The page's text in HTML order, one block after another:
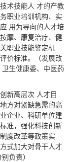
术技能人 才的产教
职业培训机构、实
用为导向的人才培
摩、康复治疗、健
职业技能鉴定机
价标准。（发展改
生健康委、中医药
新高层次 人才目
方对紧缺急需的高
企业、科研单位建
准，强化科技创新
度改革等政策实
式加大对骨干人才
负责）